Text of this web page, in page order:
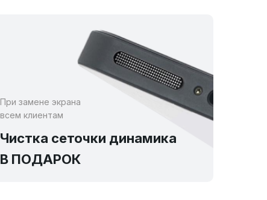
При замене экрана
всем клиентам
Чистка сеточки динамика
В ПОДАРОК